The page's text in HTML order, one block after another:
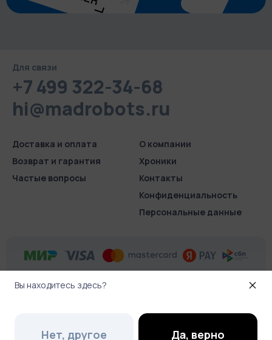
Вы находитесь здесь?
Нет, другое Да, верно
Для связи
+7 499 322-34-68
hi@madrobots.ru
Доставка и оплата
Возврат и гарантия
Частые вопросы
О компании
Хроники
Контакты
Конфиденциаль­ность
Персональные данные